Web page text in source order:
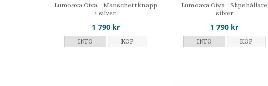
Lumoava Oiva - Manschettknapp
i silver
1 790 kr
INFO KÖP
Lumoava Oiva - Slipshållare
silver
1 790 kr
INFO KÖP